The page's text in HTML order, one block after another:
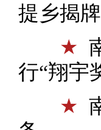
提乡揭牌
★
行“翔宇
★